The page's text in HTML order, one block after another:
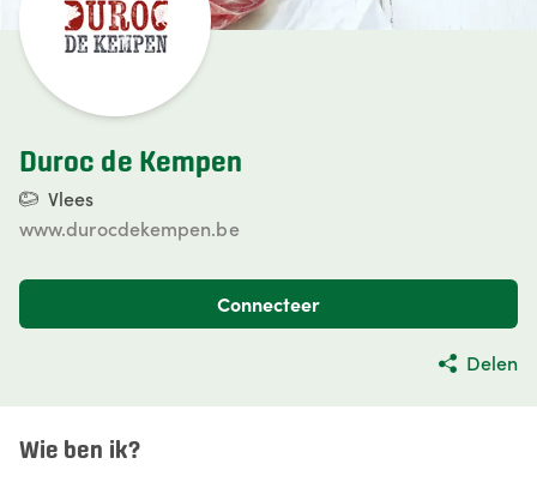
Duroc de Kempen
Vlees
www.durocdekempen.be
Connecteer
Delen
Wie ben ik?